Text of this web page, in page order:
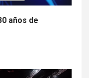
años de